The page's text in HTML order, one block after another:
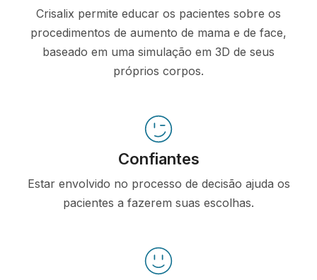
Crisalix permite educar os pacientes sobre os
procedimentos de aumento de mama e de face,
baseado em uma simulação em 3D de seus
próprios corpos.
Confiantes
Estar envolvido no processo de decisão ajuda os
pacientes a fazerem suas escolhas.